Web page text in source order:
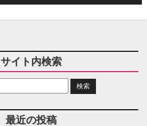
サイト内検索
最近の投稿